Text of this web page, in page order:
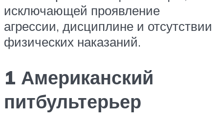
исключающей проявление
агрессии, дисциплине и отсутствии
физических наказаний.
1 Американский
питбультерьер